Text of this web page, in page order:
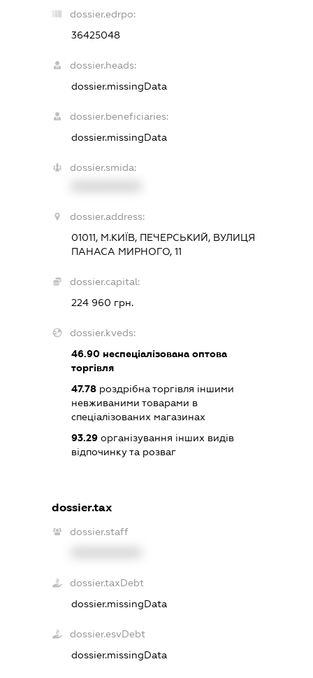
dossier.edrpo:
36425048
dossier.heads:
dossier.missingData
dossier.beneficiaries:
dossier.missingData
dossier.smida:
dossier.address:
01011, М.КИЇВ, ПЕЧЕРСЬКИЙ, ВУЛИЦЯ
ПАНАСА МИРНОГО, 11
dossier.capital:
224 960 грн.
dossier.kveds:
46.90 неспеціалізована оптова
торгівля
47.78 роздрібна торгівля іншими
невживаними товарами в
спеціалізованих магазинах
93.29 організування інших видів
відпочинку та розваг
dossier.tax
dossier.staff
dossier.taxDebt
dossier.missingData
dossier.esvDebt
dossier.missingData